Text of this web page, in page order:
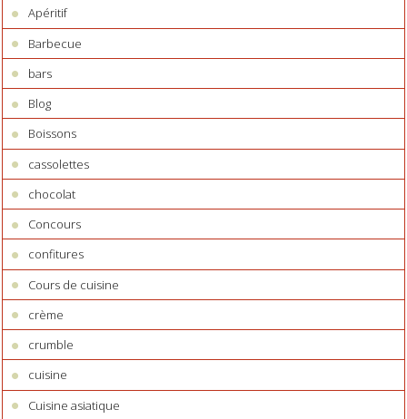
Apéritif
Barbecue
bars
Blog
Boissons
cassolettes
chocolat
Concours
confitures
Cours de cuisine
crème
crumble
cuisine
Cuisine asiatique